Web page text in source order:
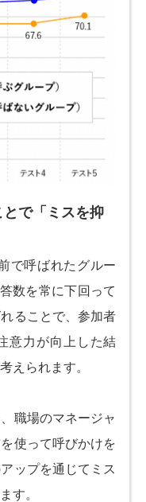
で「ミスを抑
で呼ばれたグルー
数を常に下回って
ることで、参加者
意力が向上した結
えられます。
職場のマネージャ
使って呼びかけを
ップを通じてミス
す。